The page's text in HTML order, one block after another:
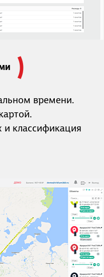
времени.
и классификация